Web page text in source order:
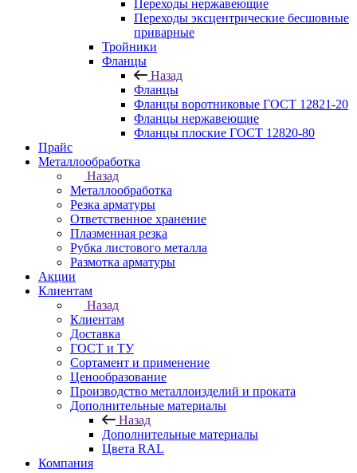
Переходы нержавеющие
Переходы эксцентрические бесшовные
приварные
Тройники
Фланцы
Назад
Фланцы
Фланцы воротниковые ГОСТ 12821-20
Фланцы нержавеющие
Фланцы плоские ГОСТ 12820-80
Прайс
Металлообработка
Назад
Металлообработка
Резка арматуры
Ответственное хранение
Плазменная резка
Рубка листового металла
Размотка арматуры
Акции
Клиентам
Назад
Клиентам
Доставка
ГОСТ и ТУ
Сортамент и применение
Ценообразование
Производство металлоизделий и проката
Дополнительные материалы
Назад
Дополнительные материалы
Цвета RAL
Компания